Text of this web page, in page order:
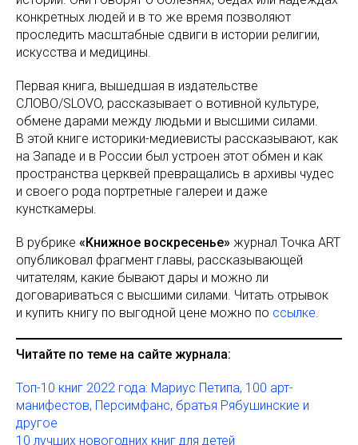
конкретных людей и в то же время позволяют
проследить масштабные сдвиги в истории религии,
искусства и медицины.
Первая книга, вышедшая в издательстве
СЛОВО/SLOVO, рассказывает о вотивной культуре,
обмене дарами между людьми и высшими силами.
В этой книге историки-медиевисты рассказывают, как
на Западе и в России был устроен этот обмен и как
пространства церквей превращались в архивы чудес
и своего рода портретные галереи и даже
кунсткамеры.
В рубрике «Книжное воскресенье» журнал Точка ART
опубликовал фрагмент главы, рассказывающей
читателям, какие бывают дары и можно ли
договариваться с высшими силами. Читать отрывок
и купить книгу по выгодной цене можно по ссылке.
Читайте по теме на сайте журнала:
Топ-10 книг 2022 года: Мариус Петипа, 100 арт-
манифестов, Персимфанс, братья Рябушинские и
другое
10 лучших новогодних книг для детей